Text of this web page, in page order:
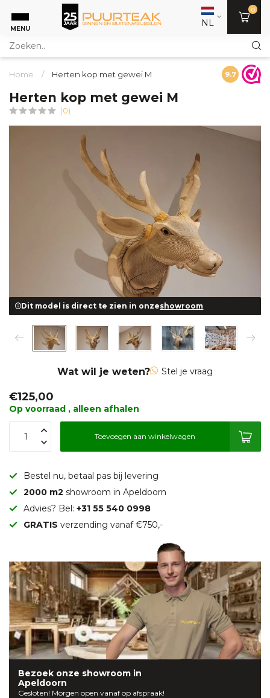
MENU NL
0
Home / Herten kop met gewei M 9.7
Herten kop met gewei M
(0)
Dit model is direct te zien in onzeshowroom
Wat wil je weten? Stel je vraag
€125,00
Op voorraad , alleen afhalen
Toevoegen aan winkelwagen
Bestel nu, betaal pas bij levering
2000 m2 showroom in Apeldoorn
Advies? Bel: +31 55 540 0998
GRATIS verzending vanaf €750,-
Bezoek onze showroom in
Apeldoorn
Gesloten! Morgen open vanaf op afspraak!